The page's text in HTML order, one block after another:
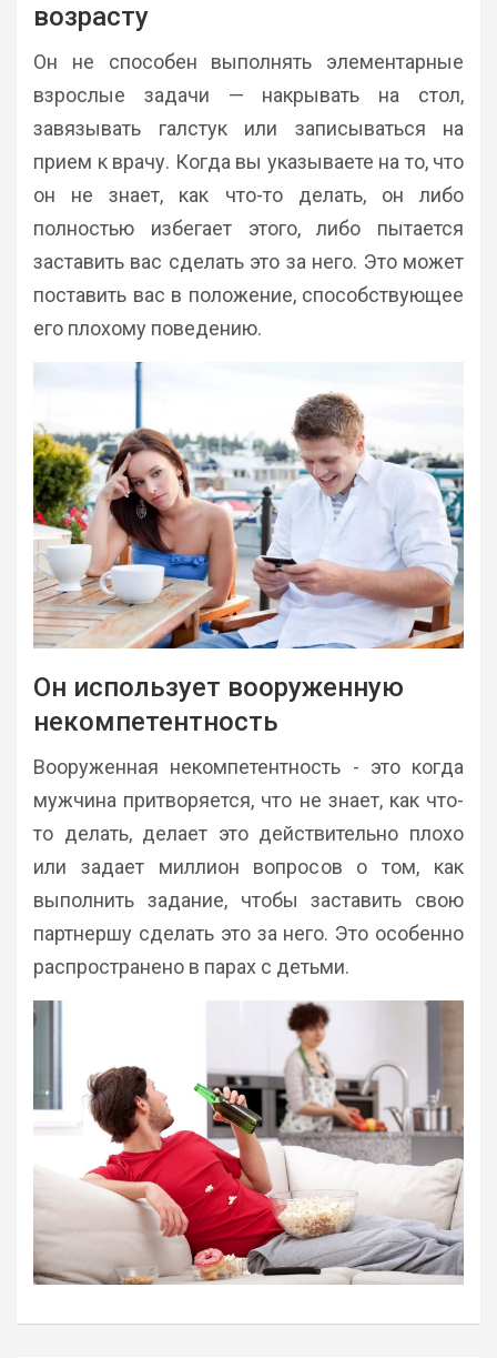
возрасту
Он не способен выполнять элементарные
взрослые задачи — накрывать на стол,
завязывать галстук или записываться на
прием к врачу. Когда вы указываете на то, что
он не знает, как что-то делать, он либо
полностью избегает этого, либо пытается
заставить вас сделать это за него. Это может
поставить вас в положение, способствующее
его плохому поведению.
Он использует вооруженную
некомпетентность
Вооруженная некомпетентность - это когда
мужчина притворяется, что не знает, как что-
то делать, делает это действительно плохо
или задает миллион вопросов о том, как
выполнить задание, чтобы заставить свою
партнершу сделать это за него. Это особенно
распространено в парах с детьми.